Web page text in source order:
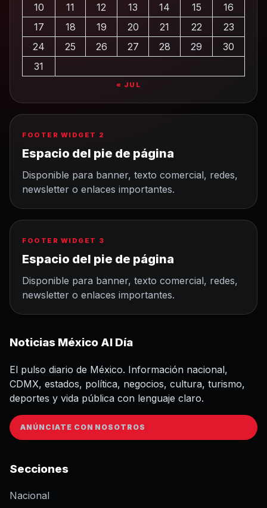
10
11 12 13 14 15
16
17
18 19 20 21 22
23
24
25 26 27 28 29
30
31
« JUL
FOOTER WIDGET 2
Espacio del pie de página
Disponible para banner, texto comercial, redes,
newsletter o enlaces importantes.
FOOTER WIDGET 3
Espacio del pie de página
Disponible para banner, texto comercial, redes,
newsletter o enlaces importantes.
Noticias México Al Día
El pulso diario de México. Información nacional,
CDMX, estados, política, negocios, cultura, turismo,
deportes y vida pública con lenguaje claro.
ANÚNCIATE CON NOSOTROS
Secciones
Nacional